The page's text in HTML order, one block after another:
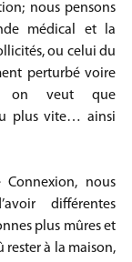
nous pensons
médical et la
ou celui du
perturbé voire
on veut que
plus vite… ainsi
Connexion, nous
différentes
plus mûres et
rester à la maison,